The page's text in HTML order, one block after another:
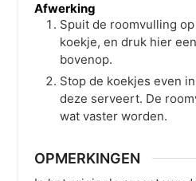
Afwerking
Spuit de roomvulling
koekje, en druk hier
bovenop.
Stop de koekjes even
deze serveert. De
wat vaster worden.
OPMERKINGEN